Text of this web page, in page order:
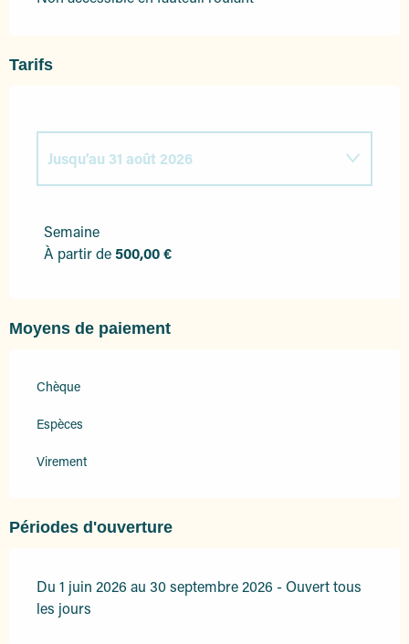
Tarifs
Jusqu'au 31 août 2026
Du1 septembre 2026
Semaine
À partir de500,00 €
Moyens de paiement
Chèque
Espèces
Virement
Périodes d'ouverture
Du 1 juin 2026 au 30 septembre 2026 - Ouvert tous
les jours